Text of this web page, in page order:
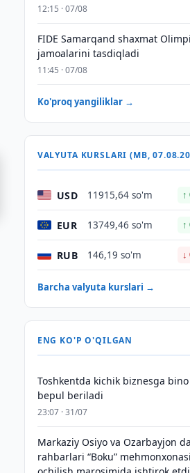
12:15 · 07/08
FIDE Samarqand shaxmat
jamoalarini tasdiqladi
11:45 · 07/08
Ko'proq yangiliklar →
VALYUTA KURSLARI (MB,
USD 11915,64 so'm ↑
EUR 13749,46 so'm ↑
RUB 146,19 so'm ↓
Barcha valyuta kurslari →
ENG KO'P O'QILGAN
Toshkentda kichik biznesga
bepul beriladi
23:07 · 31/07
Markaziy Osiyo va Ozarbayjon
rahbarlari “Boku”